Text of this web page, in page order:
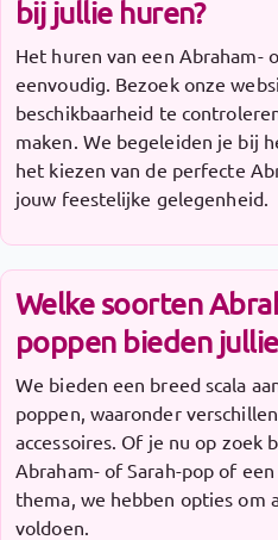
bij jullie huren?
Het huren van een Abraham-
eenvoudig. Bezoek onze
beschikbaarheid te
maken. We begeleiden je bij
het kiezen van de perfecte
jouw feestelijke gelegenheid.
Welke soorten
poppen bieden
We bieden een breed scala
poppen, waaronder
accessoires. Of je nu op zoek
Abraham- of Sarah-pop of
thema, we hebben opties om
voldoen.